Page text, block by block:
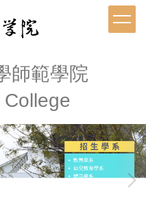
師範學院
College